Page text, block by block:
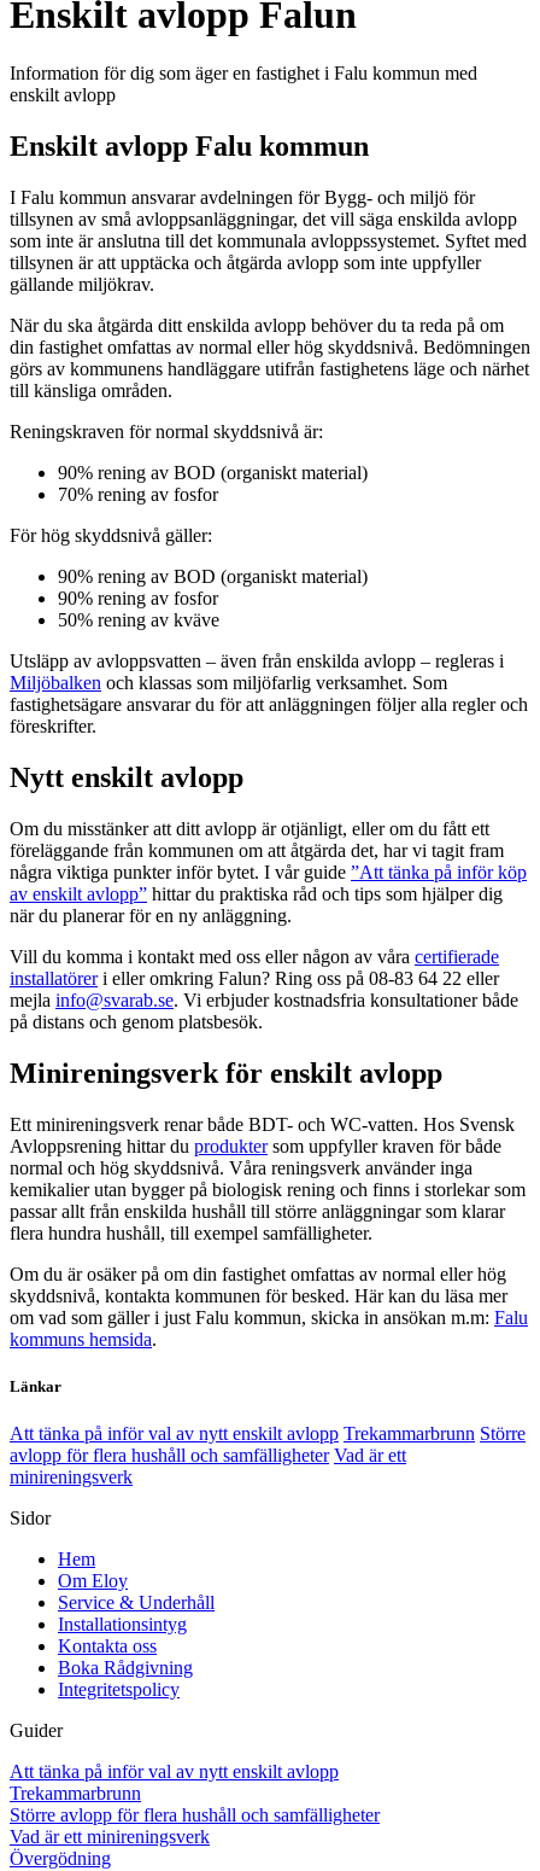
Enskilt avlopp Falun
Information för dig som äger en fastighet i Falu kommun med
enskilt avlopp
Enskilt avlopp Falu kommun
I Falu kommun ansvarar avdelningen för Bygg- och miljö för
tillsynen av små avloppsanläggningar, det vill säga enskilda avlopp
som inte är anslutna till det kommunala avloppssystemet. Syftet med
tillsynen är att upptäcka och åtgärda avlopp som inte uppfyller
gällande miljökrav.
När du ska åtgärda ditt enskilda avlopp behöver du ta reda på om
din fastighet omfattas av normal eller hög skyddsnivå. Bedömningen
görs av kommunens handläggare utifrån fastighetens läge och närhet
till känsliga områden.
Reningskraven för normal skyddsnivå är:
90% rening av BOD (organiskt material)
70% rening av fosfor
För hög skyddsnivå gäller:
90% rening av BOD (organiskt material)
90% rening av fosfor
50% rening av kväve
Utsläpp av avloppsvatten – även från enskilda avlopp – regleras i
Miljöbalken och klassas som miljöfarlig verksamhet. Som
fastighetsägare ansvarar du för att anläggningen följer alla regler och
föreskrifter.
Nytt enskilt avlopp
Om du misstänker att ditt avlopp är otjänligt, eller om du fått ett
föreläggande från kommunen om att åtgärda det, har vi tagit fram
några viktiga punkter inför bytet. I vår guide ”Att tänka på inför köp
av enskilt avlopp” hittar du praktiska råd och tips som hjälper dig
när du planerar för en ny anläggning.
Vill du komma i kontakt med oss eller någon av våra certifierade
installatöreri eller omkring Falun? Ring oss på 08-83 64 22 eller
mejla info@svarab.se. Vi erbjuder kostnadsfria konsultationer både
på distans och genom platsbesök.
Minireningsverk för enskilt avlopp
Ett minireningsverk renar både BDT- och WC-vatten. Hos Svensk
Avloppsrening hittar du produktersom uppfyller kraven för både
normal och hög skyddsnivå. Våra reningsverk använder inga
kemikalier utan bygger på biologisk rening och finns i storlekar som
passar allt från enskilda hushåll till större anläggningar som klarar
flera hundra hushåll, till exempel samfälligheter.
Om du är osäker på om din fastighet omfattas av normal eller hög
skyddsnivå, kontakta kommunen för besked. Här kan du läsa mer
om vad som gäller i just Falu kommun, skicka in ansökan m.m: Falu
kommuns hemsida.
Länkar
Att tänka på inför val av nytt enskilt avlopp Trekammarbrunn Större
avlopp för flera hushåll och samfälligheter Vad är ett
minireningsverk
Sidor
Hem
Om Eloy
Service & Underhåll
Installationsintyg
Kontakta oss
Boka Rådgivning
Integritetspolicy
Guider
Att tänka på inför val av nytt enskilt avlopp
Trekammarbrunn
Större avlopp för flera hushåll och samfälligheter
Vad är ett minireningsverk
Övergödning